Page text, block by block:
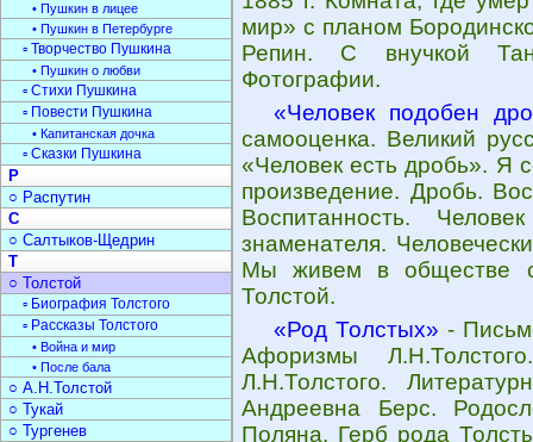
мир» с планом
Репин. С внучкой
Фотографии.
«Человек подобен
самооценка. Великий
«Человек есть дробь». Я
произведение. Дробь.
Воспитанность.
знаменателя.
Мы живем в обществе
Толстой.
«Род Толстых» -
Афоризмы
Л.Н.Толстого.
Андреевна Берс.
Поляна. Герб рода
• Пушкин в лицее
• Пушкин в Петербурге
▫ Творчество Пушкина
• Пушкин о любви
▫ Стихи Пушкина
▫ Повести Пушкина
• Капитанская дочка
▫ Сказки Пушкина
Р
○ Распутин
С
○ Салтыков-Щедрин
Т
○ Толстой
▫ Биография Толстого
▫ Рассказы Толстого
• Война и мир
• После бала
○ А.Н.Толстой
○ Тукай
○ Тургенев